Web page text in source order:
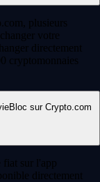
plusieurs
votre
directement
cryptomonnaies
sur Crypto.com
sur l'app
directement